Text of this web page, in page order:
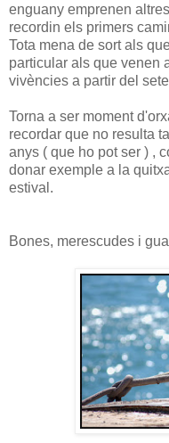
enguany emprenen
recordin els primers
Tota mena de sort als
particular als que venen
vivències a partir del
Torna a ser moment
recordar que no resulta
anys ( que ho pot ser ) ,
donar exemple a la
estival.
Bones, merescudes i